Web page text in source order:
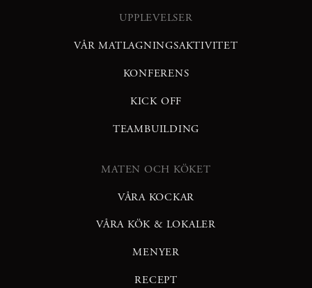
UPPLEVELSER
VÅR MATLAGNINGSAKTIVITET
KONFERENS
KICK OFF
TEAMBUILDING
MATEN OCH KÖKET
VÅRA KOCKAR
VÅRA KÖK & LOKALER
MENYER
RECEPT